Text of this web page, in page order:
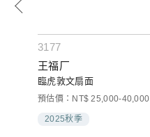
3177
王福厂
臨虎敦文扇面
預估價：NT$ 25,000-40,000
2025秋季